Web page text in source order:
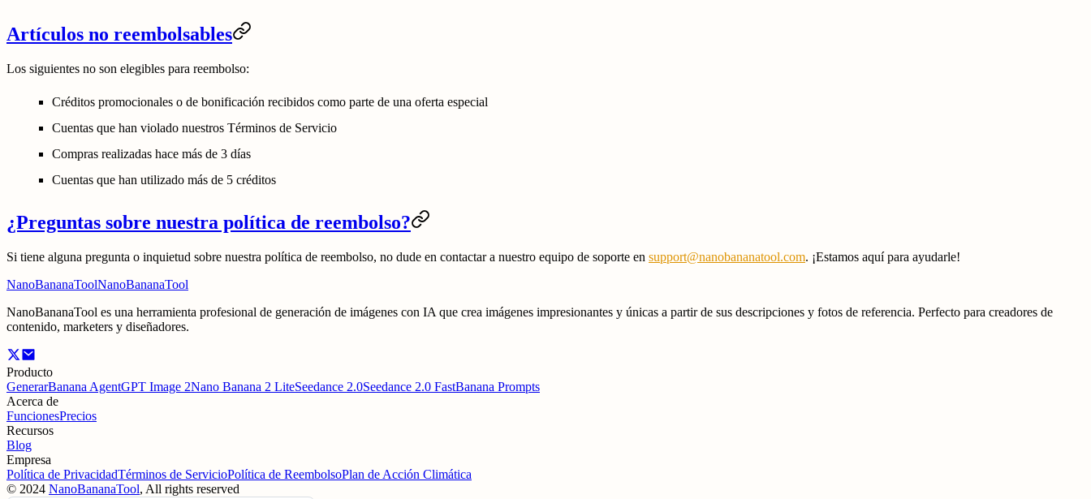
Artículos no reembolsables
Los siguientes no son elegibles para reembolso:
Créditos promocionales o de bonificación recibidos como parte de una oferta especial
Cuentas que han violado nuestros Términos de Servicio
Compras realizadas hace más de 3 días
Cuentas que han utilizado más de 5 créditos
¿Preguntas sobre nuestra política de reembolso?
Si tiene alguna pregunta o inquietud sobre nuestra política de reembolso, no dude en contactar a nuestro equipo de soporte en support@nanobananatool.com. ¡Estamos aquí para ayudarle!
NanoBananaToolNanoBananaTool
NanoBananaTool es una herramienta profesional de generación de imágenes con IA que crea imágenes impresionantes y únicas a partir de sus descripciones y fotos de referencia. Perfecto para creadores de
contenido, marketers y diseñadores.
Producto
GenerarBanana AgentGPT Image 2Nano Banana 2 LiteSeedance 2.0Seedance 2.0 FastBanana Prompts
Acerca de
FuncionesPrecios
Recursos
Blog
Empresa
Política de PrivacidadTérminos de ServicioPolítica de ReembolsoPlan de Acción Climática
© 2024 NanoBananaTool, All rights reserved